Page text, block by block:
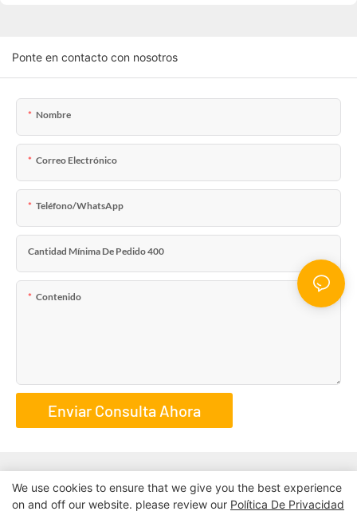
Ponte en contacto con nosotros
Nombre
Correo Electrónico
Teléfono/WhatsApp
Cantidad Mínima De Pedido 400
Contenido
Enviar Consulta Ahora
We use cookies to ensure that we give you the best experience
on and off our website. please review our Política De Privacidad